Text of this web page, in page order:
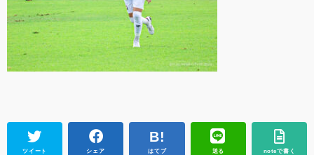
ツイート シェア はてブ 送る noteで書く